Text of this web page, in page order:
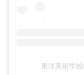
東洋美術学